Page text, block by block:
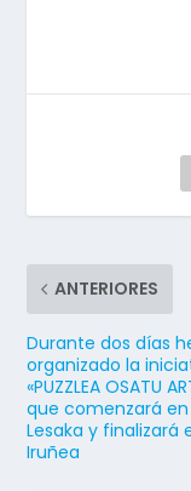
ANTERIORES
Durante dos días
organizado la
«PUZZLEA OSATU
que comenzará en
Lesaka y finalizará
Iruñea